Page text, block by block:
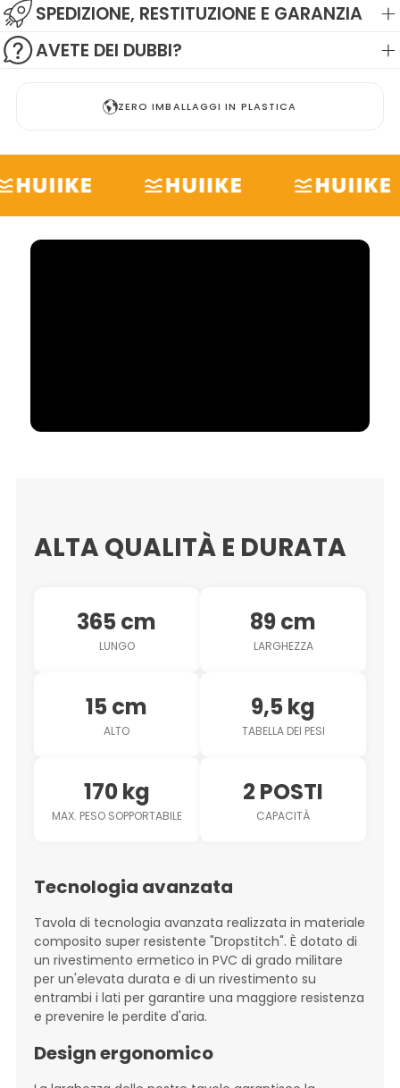
SPEDIZIONE, RESTITUZIONE E GARANZIA
AVETE DEI DUBBI?
ZERO IMBALLAGGI IN PLASTICA
ALTA QUALITÀ E DURATA
365 cm
LUNGO
89 cm
LARGHEZZA
15 cm
ALTO
9,5 kg
TABELLA DEI PESI
170 kg
MAX. PESO SOPPORTABILE
2 POSTI
CAPACITÀ
Tecnologia avanzata
Tavola di tecnologia avanzata realizzata in materiale
composito super resistente "Dropstitch". È dotato di
un rivestimento ermetico in PVC di grado militare
per un'elevata durata e di un rivestimento su
entrambi i lati per garantire una maggiore resistenza
e prevenire le perdite d'aria.
Design ergonomico